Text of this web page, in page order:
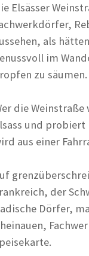
Elsässer
als
im
zu säumen.
die
und probiert
aus einer
der
Dörfer,